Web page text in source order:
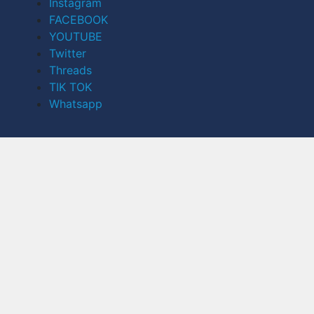
Instagram
FACEBOOK
YOUTUBE
Twitter
Threads
TIK TOK
Whatsapp